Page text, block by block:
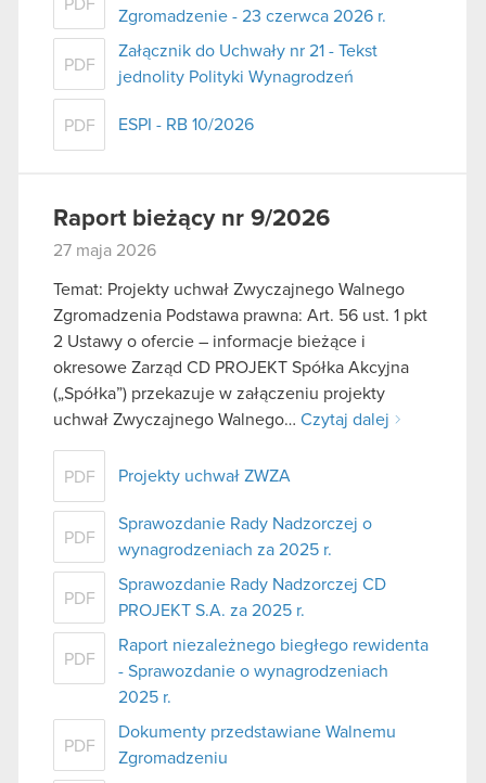
PDF
Zgromadzenie - 23 czerwca 2026 r.
PDF
Załącznik do Uchwały nr 21 - Tekst
jednolity Polityki Wynagrodzeń
PDF ESPI - RB 10/2026
Raport bieżący nr 9/2026
27 maja 2026
Temat: Projekty uchwał Zwyczajnego Walnego
Zgromadzenia Podstawa prawna: Art. 56 ust. 1 pkt
2 Ustawy o ofercie – informacje bieżące i
okresowe Zarząd CD PROJEKT Spółka Akcyjna
(„Spółka”) przekazuje w załączeniu projekty
uchwał Zwyczajnego Walnego… Czytaj dalej
PDF Projekty uchwał ZWZA
PDF
Sprawozdanie Rady Nadzorczej o
wynagrodzeniach za 2025 r.
PDF
Sprawozdanie Rady Nadzorczej CD
PROJEKT S.A. za 2025 r.
PDF
Raport niezależnego biegłego rewidenta
- Sprawozdanie o wynagrodzeniach
2025 r.
PDF
Dokumenty przedstawiane Walnemu
Zgromadzeniu